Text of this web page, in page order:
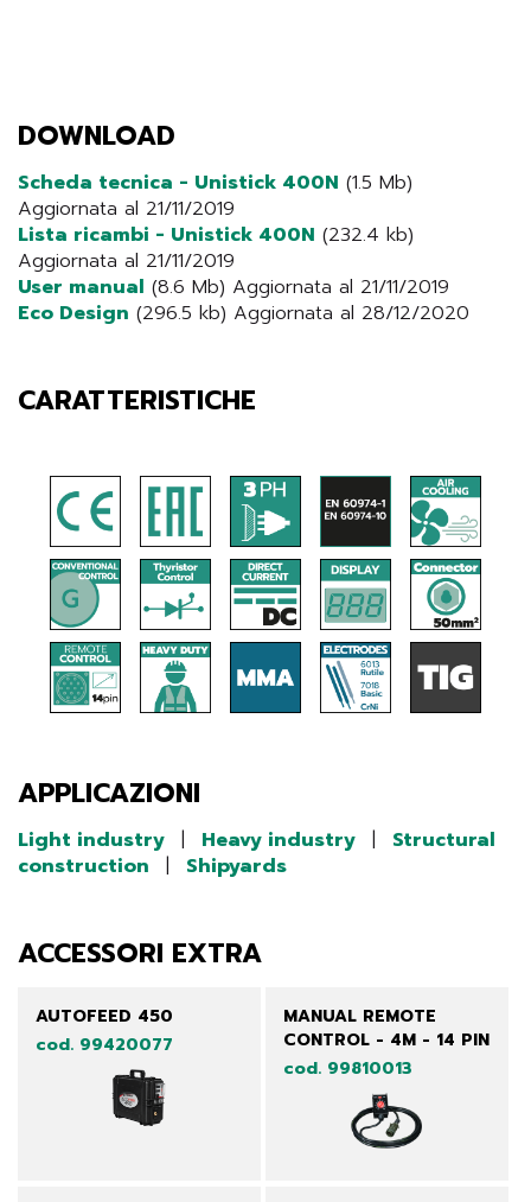
DOWNLOAD
Scheda tecnica - Unistick 400N (1.5 Mb)
Aggiornata al 21/11/2019
Lista ricambi - Unistick 400N (232.4 kb)
Aggiornata al 21/11/2019
User manual (8.6 Mb) Aggiornata al 21/11/2019
Eco Design (296.5 kb) Aggiornata al 28/12/2020
CARATTERISTICHE
APPLICAZIONI
Light industry | Heavy industry |
Structural
construction
| Shipyards
ACCESSORI EXTRA
AUTOFEED 450
cod. 99420077
MANUAL REMOTE
CONTROL - 4M - 14 PIN
cod. 99810013